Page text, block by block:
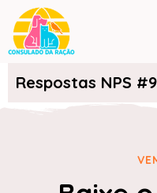
Respostas NPS